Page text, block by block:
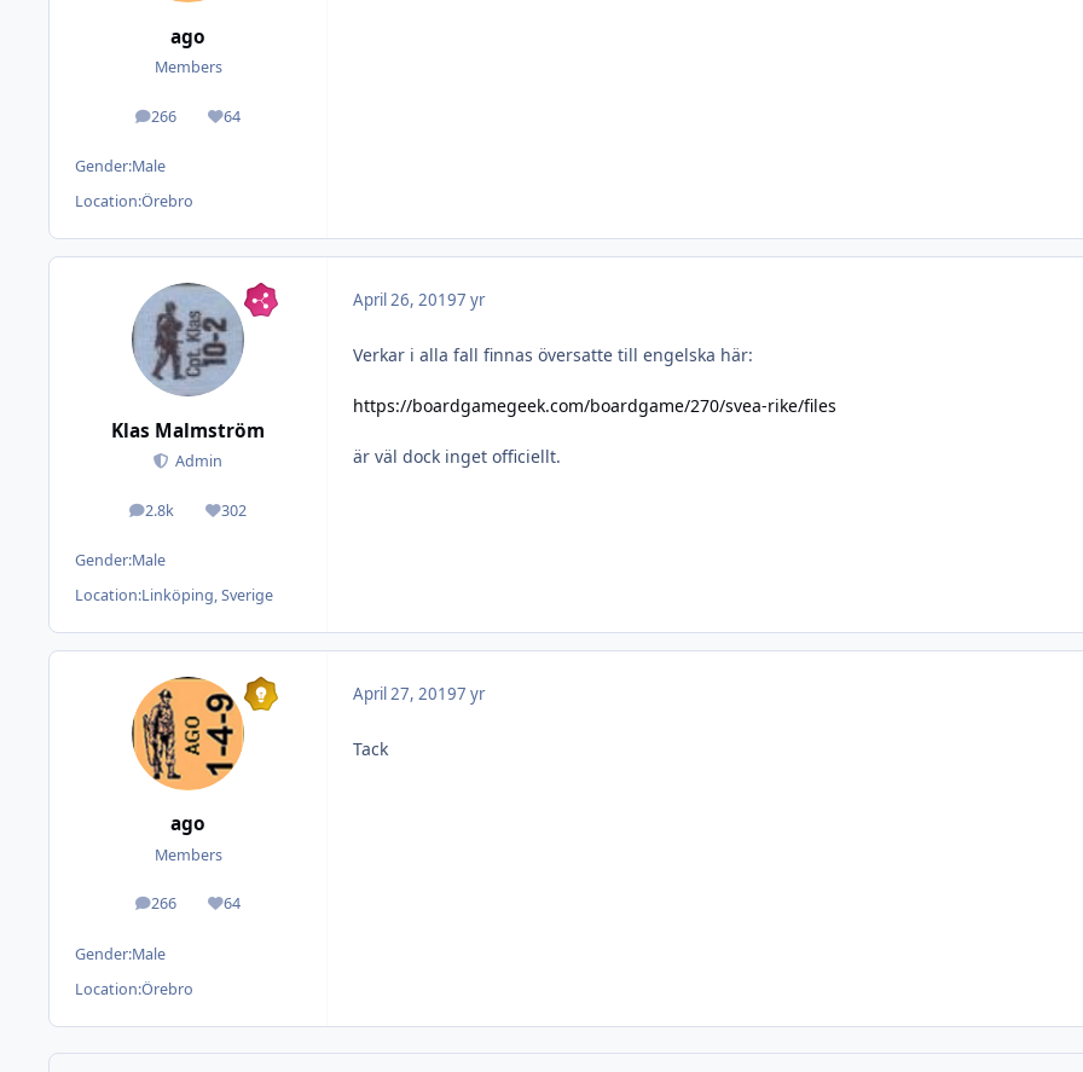
ago
Members
266
posts 64
Reputation
Gender:Male
Location:Örebro
Klas Malmström
Admin
2.8k
posts 302
Reputation
Gender:Male
Location:Linköping, Sverige
April 26, 20197 yr
Verkar i alla fall finnas översatte till engelska här:
https://boardgamegeek.com/boardgame/270/svea-rike/files
är väl dock inget officiellt.
ago
Members
266
posts 64
Reputation
Gender:Male
Location:Örebro
April 27, 20197 yr
Tack